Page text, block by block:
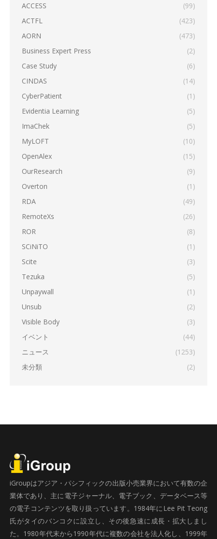
ACCESS
(99)
ACTFL
(423)
AORN
(473)
Business Expert Press
(2)
Case Study
(6)
CINDAS
(14)
CyberPatient
(1)
Evidentia Learning
(5)
ImaChek
(5)
MyLOFT
(10)
OpenAlex
(15)
OurResearch
(9)
Overton
(1)
RDA
(49)
RemoteXs
(26)
ROR
(8)
SCiNiTO
(1)
Scite
(3)
Tezuka
(5)
Unpaywall
(1)
Unsub
(2)
Visible Body
(3)
イベント
(44)
ニュース
(1253)
未分類
(2)
iGroupはアジア・パシフィックの出版小売業界において有数の企
業体であり、主に電子ジャーナル、電子ブック、データベース等
の電子コンテンツを取り扱っています。1984年にLee Pit Teong
氏がタイのバンコクに設立し、その後急速に成長・拡大しまし
た。1980年代末から1990年代に複数の会社を法人化し、1999年